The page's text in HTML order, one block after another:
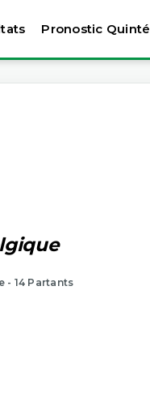
Pronostic Quinté
- 14 Partants